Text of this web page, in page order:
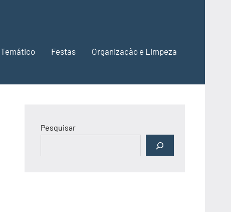
Temático Festas Organização e Limpeza
Pesquisar